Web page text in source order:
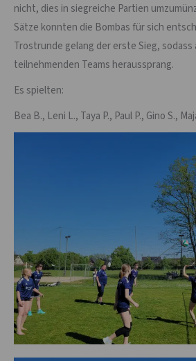
nicht, dies in siegreiche Partien
Sätze konnten die Bombas für sich
Trostrunde gelang der erste Sieg, sodass
teilnehmenden Teams heraussprang.
Es spielten:
Bea B., Leni L., Taya P., Paul P., Gino S.,